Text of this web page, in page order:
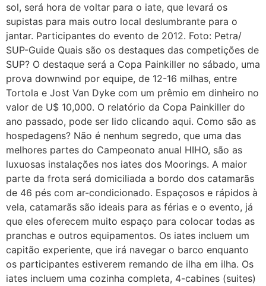
sol, será hora de voltar para o iate, que levará os
supistas para mais outro local deslumbrante para o
jantar. Participantes do evento de 2012. Foto: Petra/
SUP-Guide Quais são os destaques das competições de
SUP? O destaque será a Copa Painkiller no sábado, uma
prova downwind por equipe, de 12-16 milhas, entre
Tortola e Jost Van Dyke com um prêmio em dinheiro no
valor de U$ 10,000. O relatório da Copa Painkiller do
ano passado, pode ser lido clicando aqui. Como são as
hospedagens? Não é nenhum segredo, que uma das
melhores partes do Campeonato anual HIHO, são as
luxuosas instalações nos iates dos Moorings. A maior
parte da frota será domiciliada a bordo dos catamarãs
de 46 pés com ar-condicionado. Espaçosos e rápidos à
vela, catamarãs são ideais para as férias e o evento, já
que eles oferecem muito espaço para colocar todas as
pranchas e outros equipamentos. Os iates incluem um
capitão experiente, que irá navegar o barco enquanto
os participantes estiverem remando de ilha em ilha. Os
iates incluem uma cozinha completa, 4-cabines (suites)